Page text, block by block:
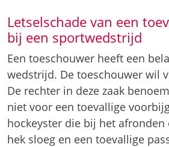
Letselschade van een
bij een sportwedstrijd
Een toeschouwer heeft een
wedstrijd. De toeschouwer wil
De rechter in deze zaak
niet voor een toevallige
hockeyster die bij het afronden
hek sloeg en een toevallige